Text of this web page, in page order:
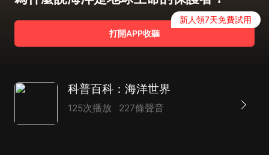
打開APP收聽
新人領7天免費試用
科普百科：海洋世界
125次播放 227條聲音